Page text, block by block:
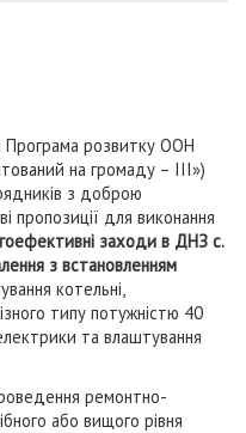
Програма розвитку ООН
на громаду – ІІІ»)
з доброю
пропозиції для виконання
заходи в ДНЗ с.
з встановленням
котельні,
типу потужністю 40
та влаштування
ремонтно-
або вищого рівня